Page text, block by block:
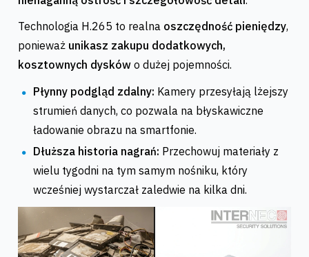
Technologia H.265 to realna oszczędność pieniędzy,
ponieważ unikasz zakupu dodatkowych,
kosztownych dysków o dużej pojemności.
Płynny podgląd zdalny: Kamery przesyłają lżejszy
strumień danych, co pozwala na błyskawiczne
ładowanie obrazu na smartfonie.
Dłuższa historia nagrań: Przechowuj materiały z
wielu tygodni na tym samym nośniku, który
wcześniej wystarczał zaledwie na kilka dni.